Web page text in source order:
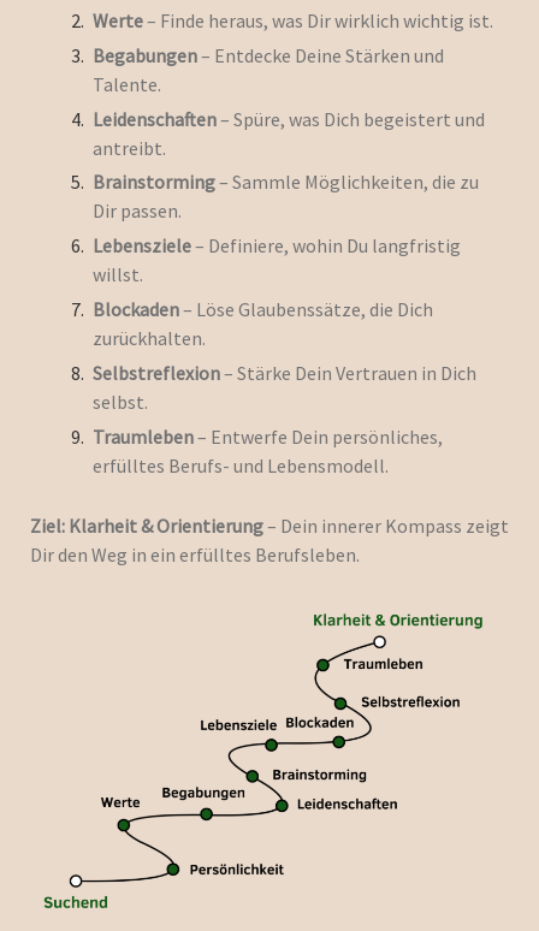
Werte– Finde heraus, was Dir wirklich wichtig ist.
Begabungen– Entdecke Deine Stärken und
Talente.
Leidenschaften– Spüre, was Dich begeistert und
antreibt.
Brainstorming– Sammle Möglichkeiten, die zu
Dir passen.
Lebensziele– Definiere, wohin Du langfristig
willst.
Blockaden– Löse Glaubenssätze, die Dich
zurückhalten.
Selbstreflexion– Stärke Dein Vertrauen in Dich
selbst.
Traumleben– Entwerfe Dein persönliches,
erfülltes Berufs- und Lebensmodell.
Ziel: Klarheit & Orientierung– Dein innerer Kompass zeigt
Dir den Weg in ein erfülltes Berufsleben.